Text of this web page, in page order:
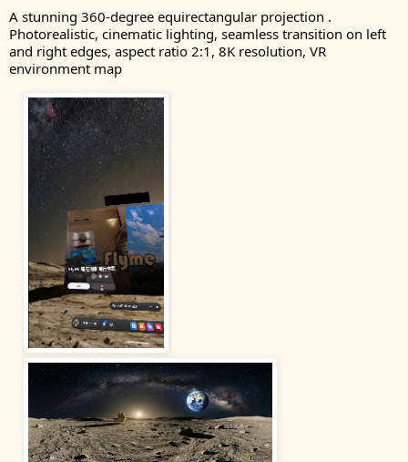
A stunning 360-degree equirectangular projection .
Photorealistic, cinematic lighting, seamless transition on left
and right edges, aspect ratio 2:1, 8K resolution, VR
environment map